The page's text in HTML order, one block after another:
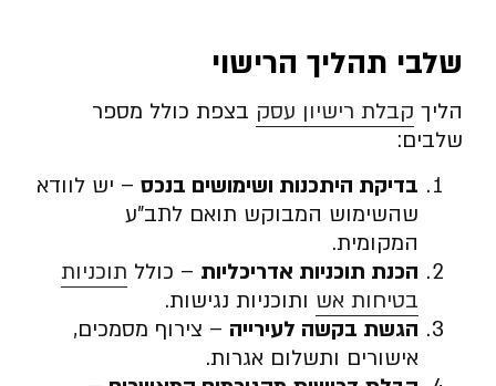
שלבי תהליך הרישוי
הליך קבלת רישיון עסק בצפת כולל מספר
שלבים:
בדיקת היתכנות ושימושים בנכס – יש לוודא
שהשימוש המבוקש תואם לתב”ע
המקומית.
הכנת תוכניות אדריכליות – כולל תוכניות
בטיחות אש ותוכניות נגישות.
הגשת בקשה לעירייה – צירוף מסמכים,
אישורים ותשלום אגרות.